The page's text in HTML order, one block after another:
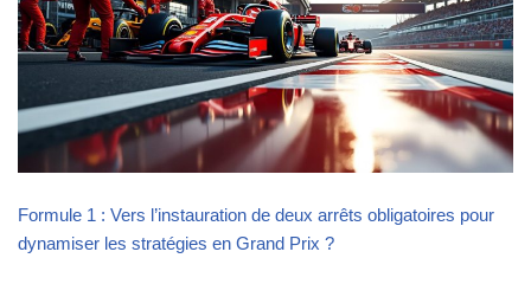
Formule 1 : Vers l’instauration de deux arrêts obligatoires pour
dynamiser les stratégies en Grand Prix ?